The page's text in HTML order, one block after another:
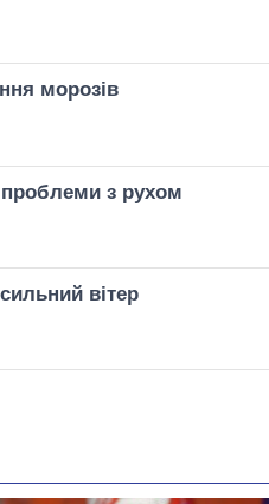
морозів
проблеми з рухом
вітер